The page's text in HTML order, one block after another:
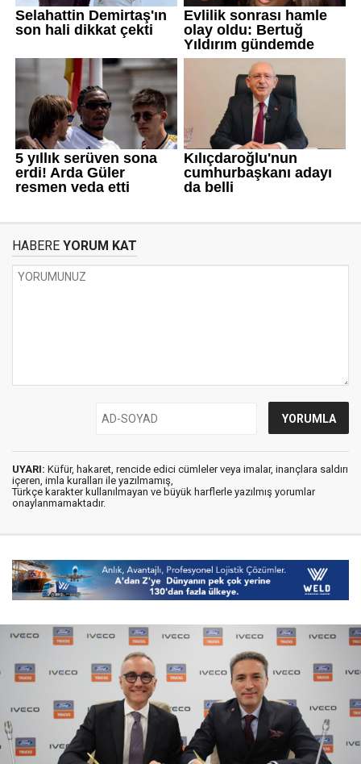
HABERE YORUM KAT
UYARI: Küfür, hakaret, rencide edici cümleler veya imalar, inançlara saldırı
içeren, imla kuralları ile yazılmamış,
Türkçe karakter kullanılmayan ve büyük harflerle yazılmış yorumlar
onaylanmamaktadır.